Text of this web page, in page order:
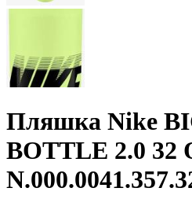
Пляшка Nike
BOTTLE 2.0 32